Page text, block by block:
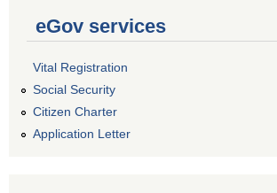
eGov services
Vital Registration
Social Security
Citizen Charter
Application Letter